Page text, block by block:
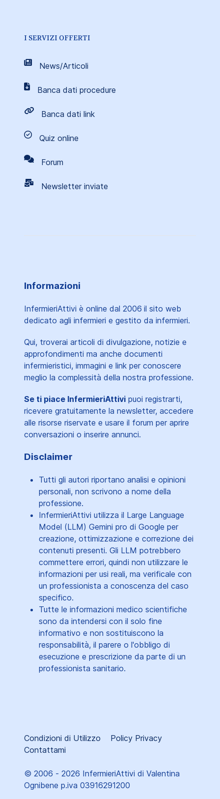
I SERVIZI OFFERTI
News/Articoli
Banca dati procedure
Banca dati link
Quiz online
Forum
Newsletter inviate
Informazioni
InfermieriAttivi è online dal 2006 il sito web
dedicato agli infermieri e gestito da infermieri.
Qui, troverai articoli di divulgazione, notizie e
approfondimenti ma anche documenti
infermieristici, immagini e link per conoscere
meglio la complessità della nostra professione.
Se ti piace InfermieriAttivi puoi registrarti,
ricevere gratuitamente la newsletter, accedere
alle risorse riservate e usare il forum per aprire
conversazioni o inserire annunci.
Disclaimer
Tutti gli autori riportano analisi e opinioni
personali, non scrivono a nome della
professione.
InfermieriAttivi utilizza il Large Language
Model (LLM) Gemini pro di Google per
creazione, ottimizzazione e correzione dei
contenuti presenti. Gli LLM potrebbero
commettere errori, quindi non utilizzare le
informazioni per usi reali, ma verificale con
un professionista a conoscenza del caso
specifico.
Tutte le informazioni medico scientifiche
sono da intendersi con il solo fine
informativo e non sostituiscono la
responsabilità, il parere o l'obbligo di
esecuzione e prescrizione da parte di un
professionista sanitario.
Condizioni di Utilizzo
Policy Privacy
Contattami
© 2006 - 2026 InfermieriAttivi di Valentina
Ognibene p.iva 03916291200